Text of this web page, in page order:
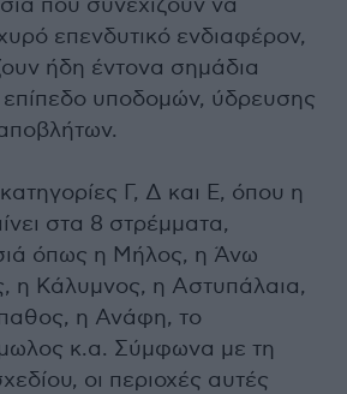
που συνεχίζουν να
επενδυτικό ενδιαφέρον,
ήδη έντονα σημάδια
υποδομών, ύδρευσης
κατηγορίες Γ, Δ και Ε, όπου η
στα 8 στρέμματα,
όπως η Μήλος, η Άνω
η Κάλυμνος, η Αστυπάλαια,
η Ανάφη, το
κ.α. Σύμφωνα με τη
οι περιοχές αυτές